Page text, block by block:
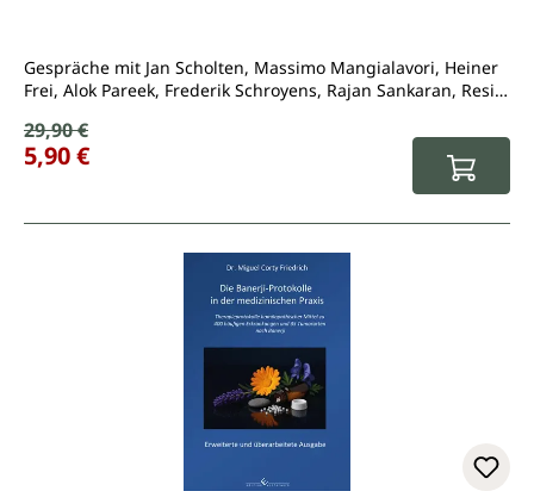
Gespräche mit Jan Scholten, Massimo Mangialavori, Heiner
Frei, Alok Pareek, Frederik Schroyens, Rajan Sankaran, Resie
Ulrich Welte, Michal Yakir...
Verkaufspreis:
Regulärer Preis:
29,90 €
5,90 €